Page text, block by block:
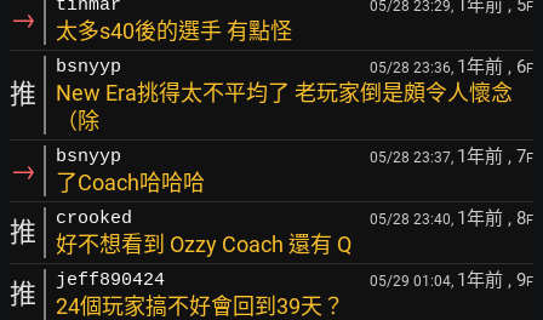
→ tinmar 05/28 23:29, F
太多s40後的選手 有點怪
推
bsnyyp 05/28 23:36, 1年前 , 6F
New Era挑得太不平均了 老玩家倒是頗令人懷念
（除
→ bsnyyp 05/28 23:37, 1年前 , 7F
了Coach哈哈哈
推 crooked 05/28 23:40, 1年前 , 8F
好不想看到 Ozzy Coach 還有 Q
推 jeff890424 05/29 01:04, 1年前 , 9F
24個玩家搞不好會回到39天？